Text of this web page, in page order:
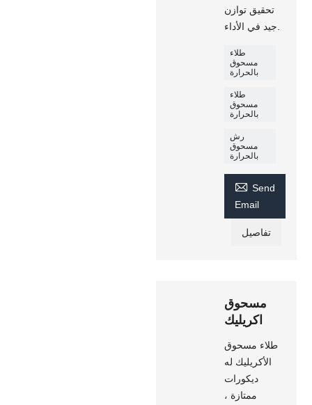
تحقيق توازن
طلاء
مسحوق
بالحرارة
طلاء
مسحوق
بالحرارة
رش
مسحوق
بالحرارة
 Send
Email
تفاصيل
مسحوق
اكريليك
طلاء مسحوق
الأكريليك له
ديكورات
ممتازة ،